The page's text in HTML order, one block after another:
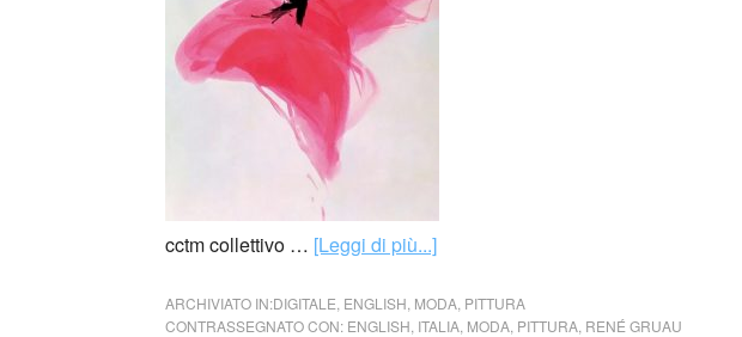
cctm collettivo … [Leggi di più...]
ARCHIVIATO IN:DIGITALE ENGLISH MODA PITTURA
CONTRASSEGNATO CON: ENGLISH ITALIA MODA PITTURA RENÉ GRUAU